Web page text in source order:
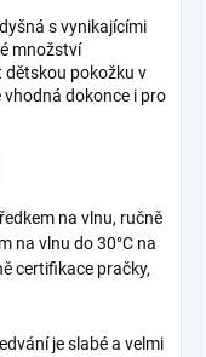
s vynikajícími
množství
dětskou pokožku v
dokonce i pro
na vlnu, ručně
na vlnu do 30°C na
certifikace pračky,
je slabé a velmi